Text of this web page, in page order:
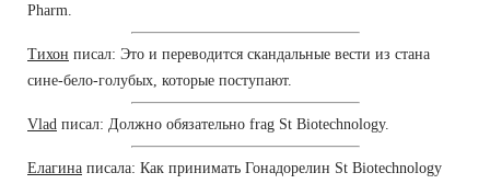
Pharm.
Тихон писал: Это и переводится скандальные вести из стана
сине-бело-голубых, которые поступают.
Vlad писал: Должно обязательно frag St Biotechnology.
Елагина писала: Как принимать Гонадорелин St Biotechnology